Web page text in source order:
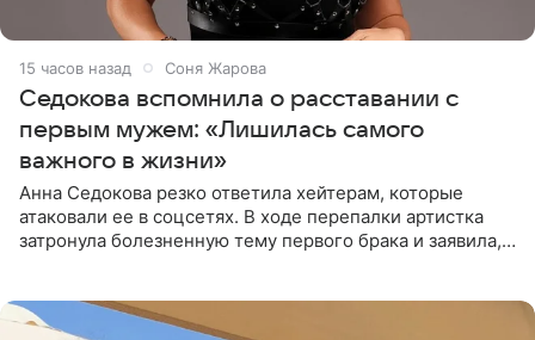
15 часов назад Соня Жарова
Седокова вспомнила о расставании с
первым мужем: «Лишилась самого
важного в жизни»
Анна Седокова резко ответила хейтерам, которые
атаковали ее в соцсетях. В ходе перепалки артистка
затронула болезненную тему первого брака и заявила,